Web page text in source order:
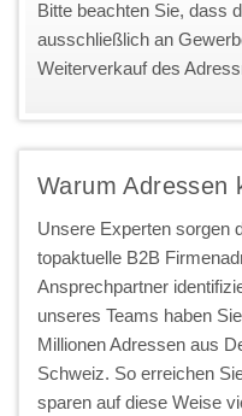
Bitte beachten Sie, dass
ausschließlich an
Weiterverkauf des
Warum Adressen
Unsere Experten sorgen
topaktuelle B2B
Ansprechpartner
unseres Teams haben
Millionen Adressen aus
Schweiz. So erreichen
sparen auf diese Weise